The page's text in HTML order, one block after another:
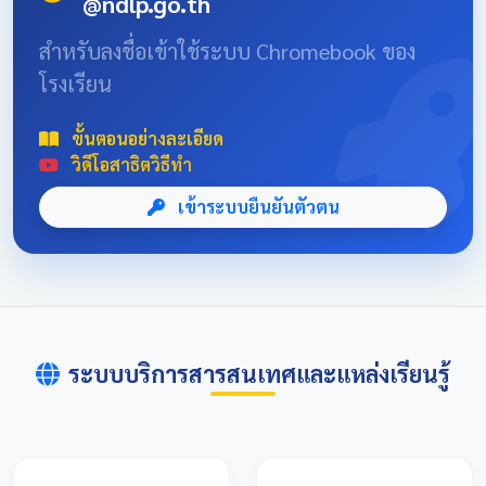
position: absolute; font-size: 8rem; bottom: -20px; right:
center; font-family: 'Sarabun', sans-serif; padding: 20px;
max-width: 800px; margin: 0 auto; } 📌 ข่าวประชาสัมพันธ์
แข่งขันและดูรายละเอียดเพิ่มเติม การแข่งขันศิลปหัตถกรรม
นักเรียนครั้งที่ 73 โซนอุบลเหนือ จังหวัดอุบลราชธานี
สำหรับลงชื่อเข้าใช้ระบบ Chromebook ของ
โรงเรียน
ขั้นตอนอย่างละเอียด
วิดีโอสาธิตวิธีทำ
เข้าระบบยืนยันตัวตน
ระบบบริการสารสนเทศและแหล่งเรียนรู้